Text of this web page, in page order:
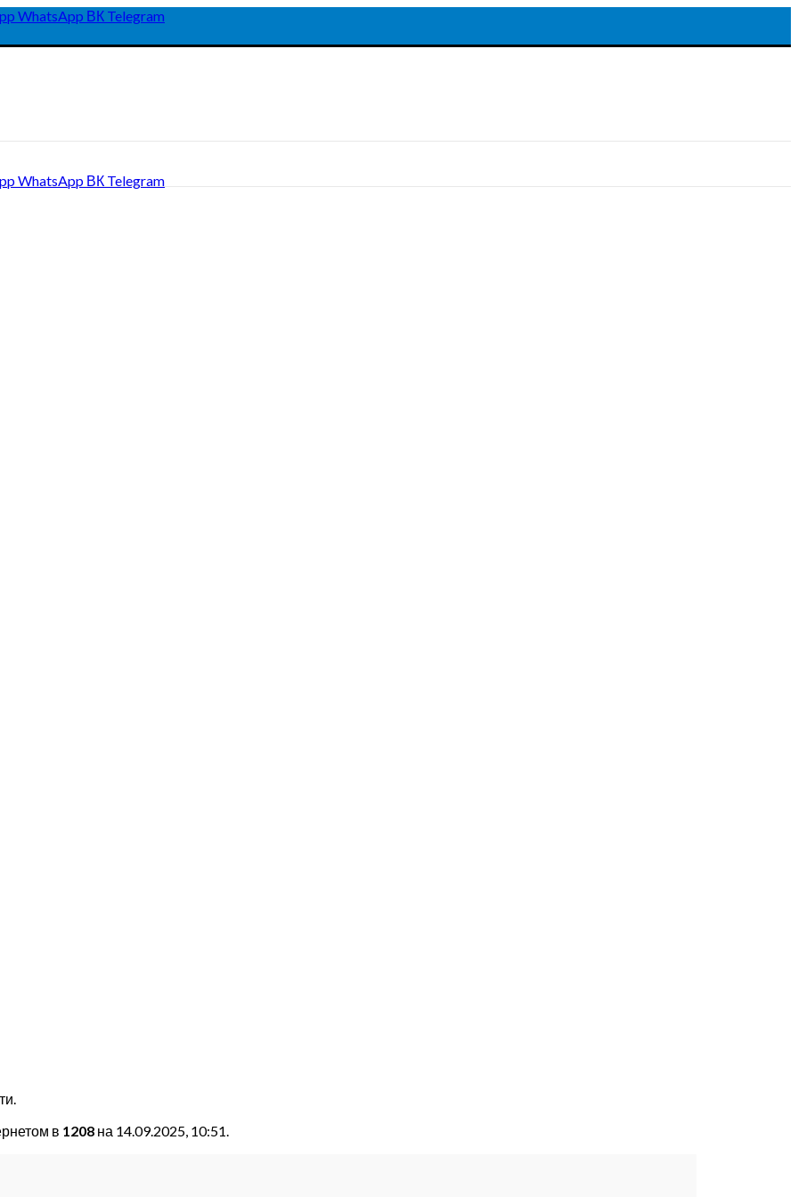
WhatsApp ВК Telegram
WhatsApp ВК Telegram
в 1208 на 14.09.2025, 10:51.